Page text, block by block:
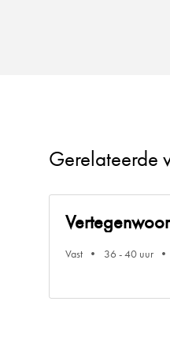
Gerelateerde
Vast 36 - 40 uur